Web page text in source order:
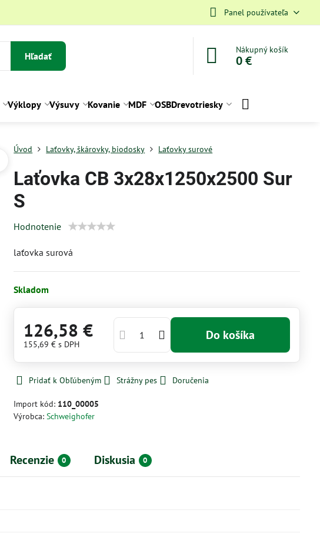
Panel používateľa
Hľadať
Nákupný košík
0 €
Výklopy Výsuvy Kovanie MDF OSBDrevotriesky
Úvod Laťovky, škárovky, biodosky Laťovky surové
Laťovka CB 3x28x1250x2500 Sur
S
Hodnotenie
laťovka surová
Skladom
126,58 €
155,69 €s DPH
Do košíka
Pridať k Obľúbeným Strážny pes Doručenia
Import kód: 110_00005
Výrobca:Schweighofer
Recenzie 0 Diskusia 0